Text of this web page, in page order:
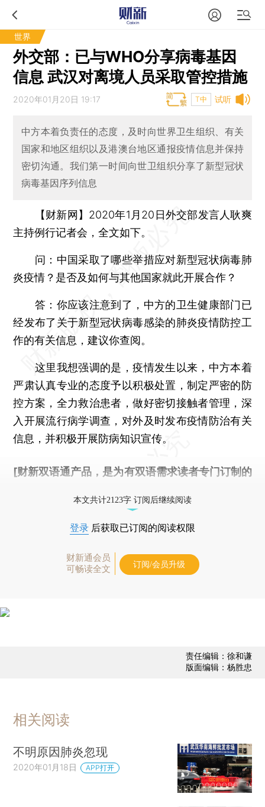
世界
外交部：已与WHO分享病毒基因
信息 武汉对离境人员采取管控措施
试听
2020年01月20日 19:17 T中
中方本着负责任的态度，及时向世界卫生组织、有关
国家和地区组织以及港澳台地区通报疫情信息并保持
密切沟通。我们第一时间向世卫组织分享了新型冠状
病毒基因序列信息
【财新网】 2020年1月20日外交部发言人耿爽
主持例行记者会，全文如下。
问：中国采取了哪些举措应对新型冠状病毒肺
炎疫情？是否及如何与其他国家就此开展合作？
答：你应该注意到了，中方的卫生健康部门已
经发布了关于新型冠状病毒感染的肺炎疫情防控工
作的有关信息，建议你查阅。
这里我想强调的是，疫情发生以来，中方本着
严肃认真专业的态度予以积极处置，制定严密的防
控方案，全力救治患者，做好密切接触者管理，深
入开展流行病学调查，对外及时发布疫情防治有关
信息，并积极开展防病知识宣传。
[财新双语通产品，是为有双语需求读者专门订制的
本文共计2123字 订阅后继续阅读
登录 后获取已订阅的阅读权限
财新通会员
可畅读全文
订阅/会员升级
责任编辑：徐和谦
版面编辑：杨胜忠
相关阅读
不明原因肺炎忽现
2020年01月18日 APP打开